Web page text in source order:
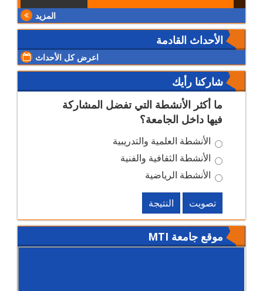
المزيد
الأحداث القادمة
اعرض كل الأحداث
شاركنا رأيك
ما أكثر الأنشطة التي تفضل المشاركة
فيها داخل الجامعة؟
الأنشطة العلمية والتدريبية
الأنشطة الثقافية والفنية
الأنشطة الرياضية
تصويت النتيجة
موقع جامعة MTI